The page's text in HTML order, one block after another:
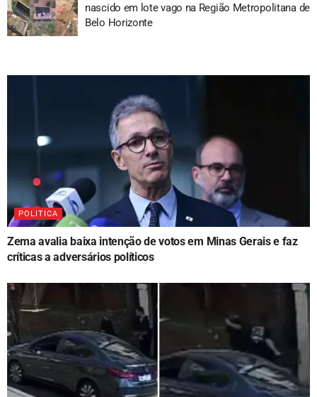
nascido em lote vago na Região Metropolitana de
Belo Horizonte
POLITICA
Zema avalia baixa intenção de votos em Minas Gerais e faz
críticas a adversários políticos